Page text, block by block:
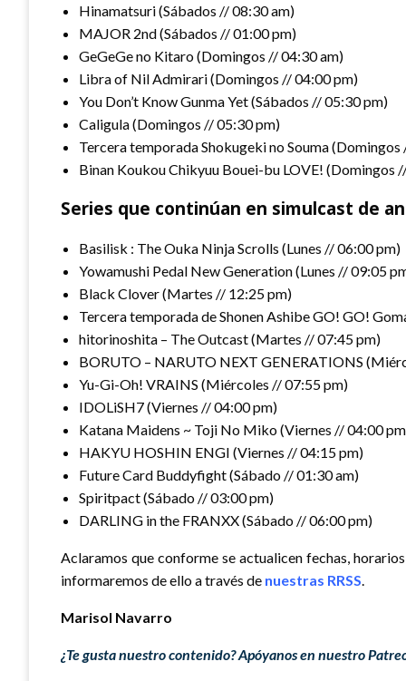
Hinamatsuri (Sábados // 08:30 am)
MAJOR 2nd (Sábados // 01:00 pm)
GeGeGe no Kitaro (Domingos // 04:30 am)
Libra of Nil Admirari (Domingos // 04:00 pm)
You Don’t Know Gunma Yet (Sábados // 05:30 pm)
Caligula (Domingos // 05:30 pm)
Tercera temporada Shokugeki no Souma
Binan Koukou Chikyuu Bouei-bu LOVE! (Domingos
Series que continúan en simulcast de
Basilisk : The Ouka Ninja Scrolls (Lunes // 06:00 pm)
Yowamushi Pedal New Generation (Lunes // 09:05
Black Clover (Martes // 12:25 pm)
Tercera temporada de Shonen Ashibe GO! GO!
hitorinoshita – The Outcast (Martes // 07:45 pm)
BORUTO – NARUTO NEXT GENERATIONS
Yu-Gi-Oh! VRAINS (Miércoles // 07:55 pm)
IDOLiSH7 (Viernes // 04:00 pm)
Katana Maidens ~ Toji No Miko (Viernes // 04:00
HAKYU HOSHIN ENGI (Viernes // 04:15 pm)
Future Card Buddyfight (Sábado // 01:30 am)
Spiritpact (Sábado // 03:00 pm)
DARLING in the FRANXX (Sábado // 06:00 pm)
Aclaramos que conforme se actualicen fechas,
informaremos de ello a través de nuestras RRSS.
Marisol Navarro
¿Te gusta nuestro contenido? Apóyanos en nuestro